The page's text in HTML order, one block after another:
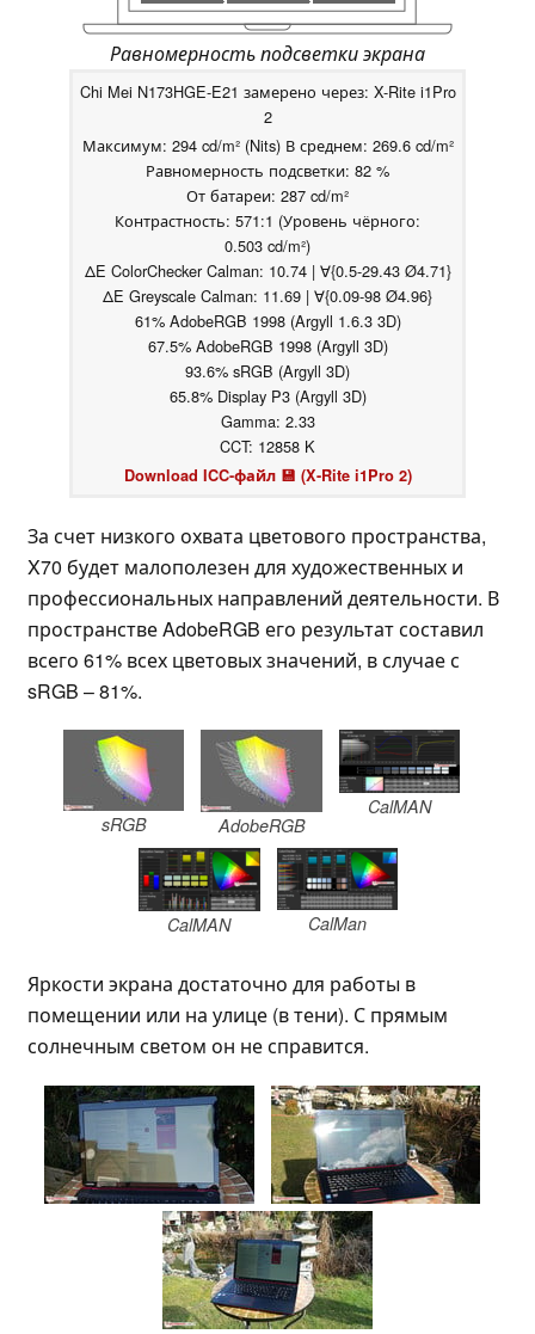
Равномерность подсветки экрана
Chi Mei N173HGE-E21 замерено через: X-Rite i1Pro
2
Максимум: 294 cd/m² (Nits) В среднем: 269.6 cd/m²
Равномерность подсветки: 82 %
От батареи: 287 cd/m²
Контрастность: 571:1 (Уровень чёрного:
0.503 cd/m²)
ΔE ColorChecker Calman: 10.74 | ∀{0.5-29.43 Ø4.71}
ΔE Greyscale Calman: 11.69 | ∀{0.09-98 Ø4.96}
61% AdobeRGB 1998 (Argyll 1.6.3 3D)
67.5% AdobeRGB 1998 (Argyll 3D)
93.6% sRGB (Argyll 3D)
65.8% Display P3 (Argyll 3D)
Gamma: 2.33
CCT: 12858 K
Download ICC-файл 💾 (X-Rite i1Pro 2)
За счет низкого охвата цветового пространства,
X70 будет малополезен для художественных и
профессиональных направлений деятельности. В
пространстве AdobeRGB его результат составил
всего 61% всех цветовых значений, в случае с
sRGB – 81%.
sRGB AdobeRGB
CalMAN
CalMAN CalMan
Яркости экрана достаточно для работы в
помещении или на улице (в тени). С прямым
солнечным светом он не справится.